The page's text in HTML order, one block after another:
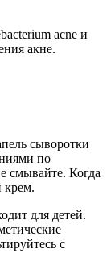
acne и
акне.
сыворотки
по
смывайте. Когда
крем.
для детей.
с